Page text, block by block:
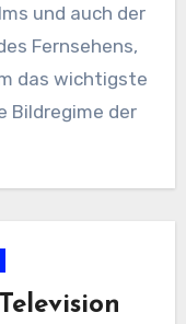
und auch der
Fernsehens,
das wichtigste
Bildregime der